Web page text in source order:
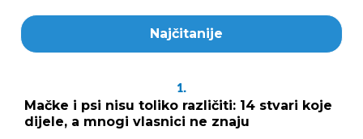
Najčitanije
1.
Mačke i psi nisu toliko različiti: 14 stvari koje
dijele, a mnogi vlasnici ne znaju